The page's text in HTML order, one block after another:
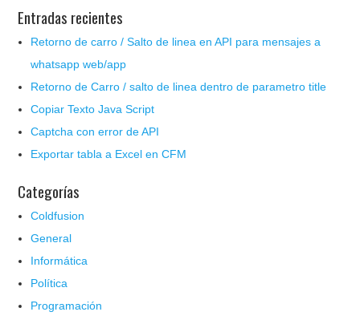
Entradas recientes
Retorno de carro / Salto de linea en API para mensajes a
whatsapp web/app
Retorno de Carro / salto de linea dentro de parametro title
Copiar Texto Java Script
Captcha con error de API
Exportar tabla a Excel en CFM
Categorías
Coldfusion
General
Informática
Política
Programación